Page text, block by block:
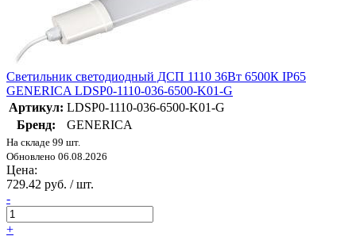
Светильник светодиодный ДСП 1110 36Вт 6500К IP65
GENERICA LDSP0-1110-036-6500-K01-G
Артикул: LDSP0-1110-036-6500-K01-G
Бренд:
GENERICA
На складе 99 шт.
Обновлено 06.08.2026
Цена:
729.42 руб. / шт.
-
+